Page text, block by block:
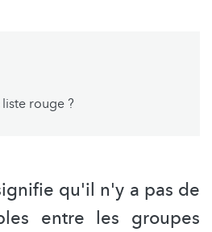
rouge ?
qu'il n'y a pas de
entre les groupes